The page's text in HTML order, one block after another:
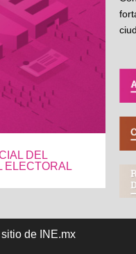
DEL
ELECTORAL
de INE.mx